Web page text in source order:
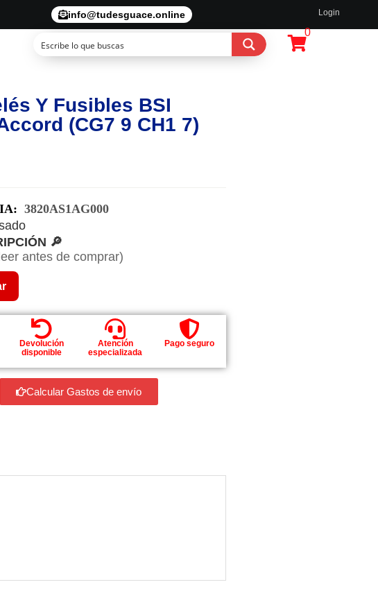
info@tudesguace.online Login
0
Y Fusibles BSI
(CG7 9 CH1 7)
3820AS1AG000
🔎
antes de comprar)
Devolución
disponible
Atención
especializada
Pago seguro
Calcular Gastos de envío